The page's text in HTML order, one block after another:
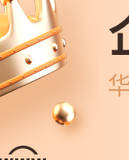
站首页主要突出的重
户的结果，反而很容
以及市场行请，把客
，这样的话，客户才